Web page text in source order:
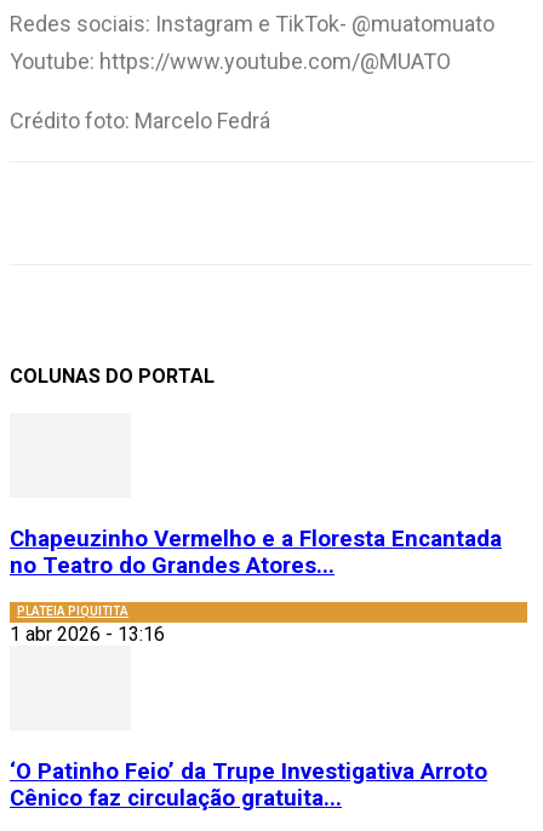
Redes sociais: Instagram e TikTok- @muatomuato
Youtube: https://www.youtube.com/@MUATO
Crédito foto: Marcelo Fedrá
COLUNAS DO PORTAL
Chapeuzinho Vermelho e a Floresta Encantada
no Teatro do Grandes Atores...
PLATEIA PIQUITITA
1 abr 2026 - 13:16
‘O Patinho Feio’ da Trupe Investigativa Arroto
Cênico faz circulação gratuita...